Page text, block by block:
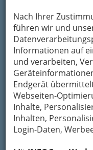
Nach Ihrer
führen wir und
Informationen auf
und verarbeiten,
Endgerät
Webseiten-
Inhalte,
Inhalten,
Login-Daten,
Tagsüber sorgen
können aber
Bettschutzeinlage
auf Matratzen,
oder Rollstühle
Betroffene gibt
Produkte zur
Auflagen oder
verwendbare